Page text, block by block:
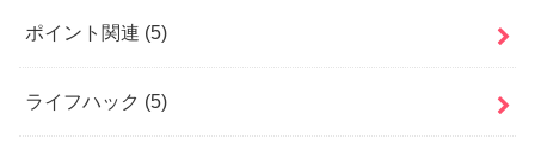
ポイント関連 (5)
ライフハック (5)